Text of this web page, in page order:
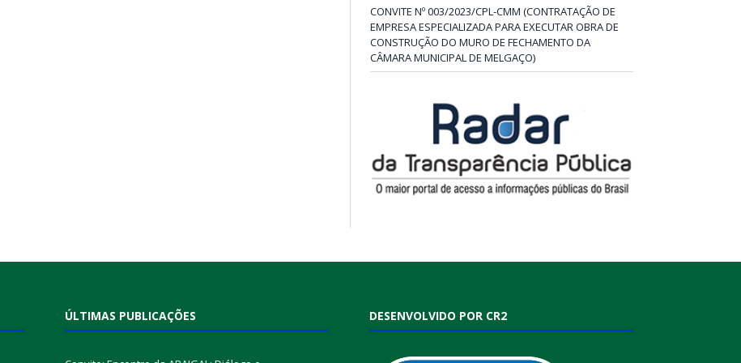
CONVITE Nº 003/2023/CPL-CMM (CONTRATAÇÃO DE
EMPRESA ESPECIALIZADA PARA EXECUTAR OBRA DE
CONSTRUÇÃO DO MURO DE FECHAMENTO DA
CÂMARA MUNICIPAL DE MELGAÇO)
ÚLTIMAS PUBLICAÇÕES DESENVOLVIDO POR CR2